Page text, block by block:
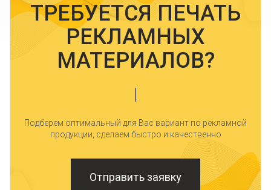
ТРЕБУЕТСЯ ПЕЧАТЬ
РЕКЛАМНЫХ
МАТЕРИАЛОВ?
Подберем оптимальный для Вас вариант по рекламной
продукции, сделаем быстро и качественно
Отправить заявку